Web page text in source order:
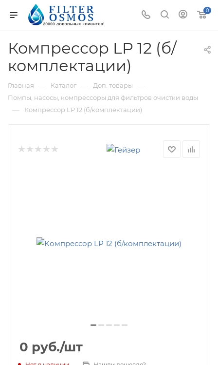
0
Компрессор LP 12 (б/
комплектации)
Главная — Каталог — Доп. товары —
Помпы, насосы, компрессоры для фильтров очистки воды
— Компрессор LP 12 (б/комплектации)
0 руб./шт